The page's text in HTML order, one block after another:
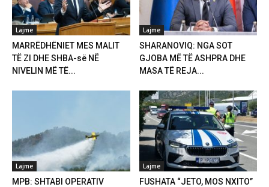
Lajme
MARRËDHËNIET MES MALIT
TË ZI DHE SHBA-së NË
NIVELIN MË TË...
Lajme
SHARANOVIQ: NGA SOT
GJOBA MË TË ASHPRA DHE
MASA TË REJA...
Lajme
MPB: SHTABI OPERATIV
Lajme
FUSHATA “JETO, MOS NXITO”